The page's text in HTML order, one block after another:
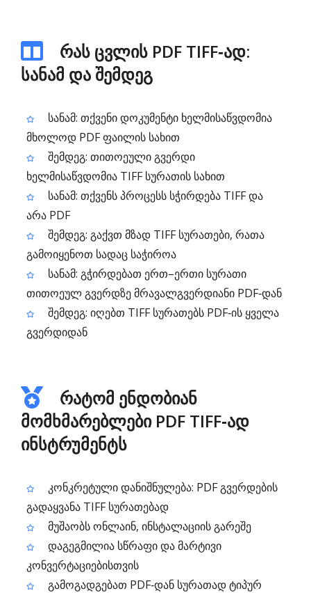
რას ცვლის PDF TIFF‑ად:
სანამ და შემდეგ
სანამ: თქვენი დოკუმენტი ხელმისაწვდომია
მხოლოდ PDF ფაილის სახით
შემდეგ: თითოეული გვერდი
ხელმისაწვდომია TIFF სურათის სახით
სანამ: თქვენს პროცესს სჭირდება TIFF და
არა PDF
შემდეგ: გაქვთ მზად TIFF სურათები, რათა
გამოიყენოთ სადაც საჭიროა
სანამ: გჭირდებათ ერთ–ერთი სურათი
თითოეულ გვერდზე მრავალგვერდიანი PDF‑დან
შემდეგ: იღებთ TIFF სურათებს PDF‑ის ყველა
გვერდიდან
რატომ ენდობიან
მომხმარებლები PDF TIFF‑ად
ინსტრუმენტს
კონკრეტული დანიშნულება: PDF გვერდების
გადაყვანა TIFF სურათებად
მუშაობს ონლაინ, ინსტალაციის გარეშე
დაგეგმილია სწრაფი და მარტივი
კონვერტაციებისთვის
გამოგადგებათ PDF‑დან სურათად ტიპურ